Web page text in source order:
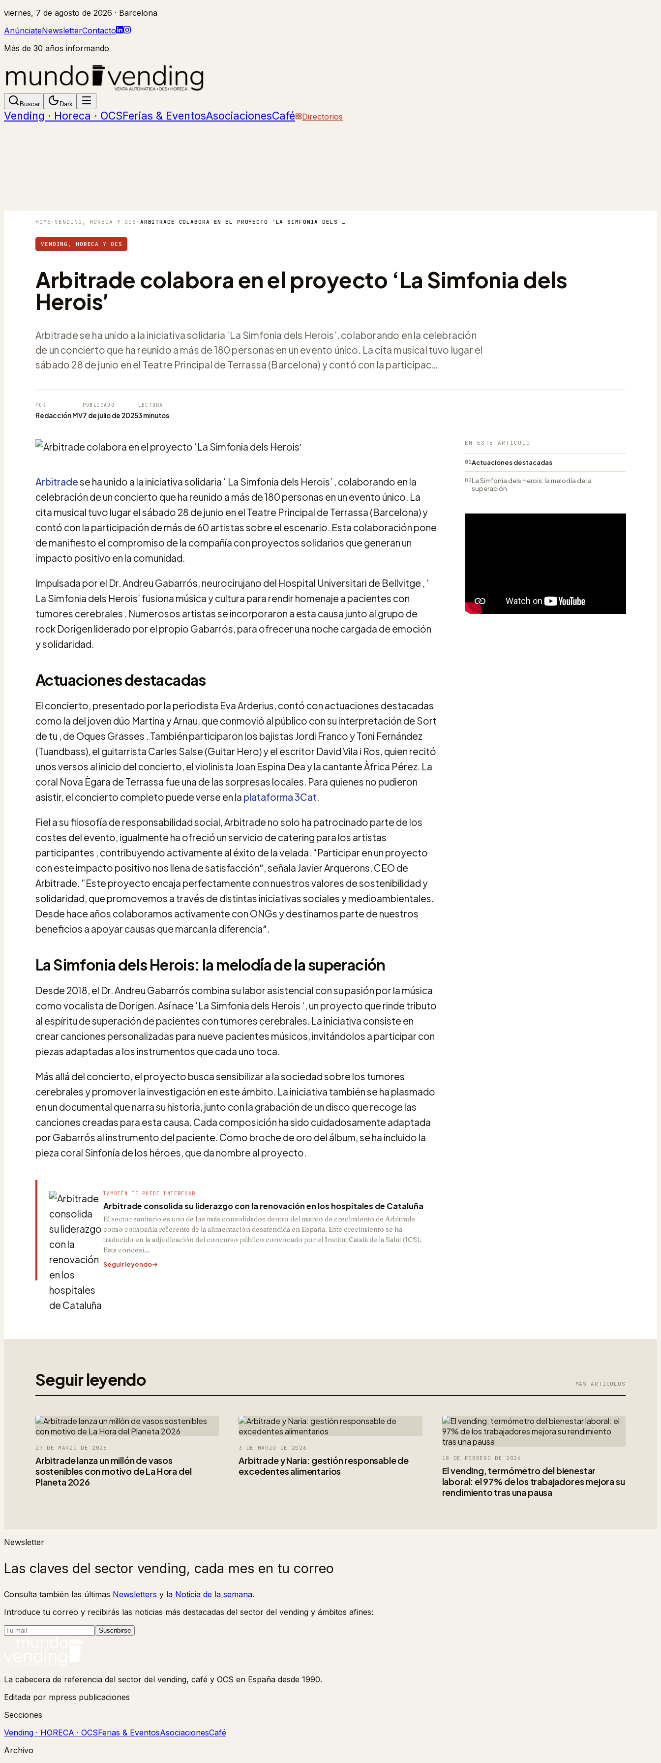
viernes, 7 de agosto de 2026 · Barcelona
AnúnciateNewsletterContacto
Más de 30 años informando
Buscar Dark
Vending · Horeca · OCSFerias & EventosAsociacionesCafé Directorios
HOME ·VENDING, HORECA Y OCS · ARBITRADE COLABORA EN EL PROYECTO ‘LA SIMFONIA DELS HEROISʼ
VENDING, HORECA Y OCS
Arbitrade colabora en el proyecto ‘La Simfonia dels
Heroisʼ
Arbitrade se ha unido a la iniciativa solidaria ‘La Simfonia dels Herois’, colaborando en la celebración
de un concierto que ha reunido a más de 180 personas en un evento único. La cita musical tuvo lugar el
sábado 28 de junio en el Teatre Principal de Terrassa (Barcelona) y contó con la participac…
POR
Redacción MV
PUBLICADO
7 de julio de 2025
LECTURA
3 minutos
Arbitradese ha unido a la iniciativa solidaria ‘ La Simfonia dels Herois’ , colaborando en la
celebración de un concierto que ha reunido a más de 180 personas en un evento único. La
cita musical tuvo lugar el sábado 28 de junio en el Teatre Principal de Terrassa (Barcelona) y
contó con la participación de más de 60 artistas sobre el escenario. Esta colaboración pone
de manifiesto el compromiso de la compañía con proyectos solidarios que generan un
impacto positivo en la comunidad.
Impulsada por el Dr. Andreu Gabarrós, neurocirujano del Hospital Universitari de Bellvitge , ‘
La Simfonia dels Herois’ fusiona música y cultura para rendir homenaje a pacientes con
tumores cerebrales . Numerosos artistas se incorporaron a esta causa junto al grupo de
rock Dorigen liderado por el propio Gabarrós, para ofrecer una noche cargada de emoción
y solidaridad.
Actuaciones destacadas
El concierto, presentado por la periodista Eva Arderius, contó con actuaciones destacadas
como la del joven dúo Martina y Arnau, que conmovió al público con su interpretación de Sort
de tu , de Oques Grasses . También participaron los bajistas Jordi Franco y Toni Fernández
(Tuandbass), el guitarrista Carles Salse (Guitar Hero) y el escritor David Vila i Ros, quien recitó
unos versos al inicio del concierto, el violinista Joan Espina Dea y la cantante Àfrica Pérez. La
coral Nova Ègara de Terrassa fue una de las sorpresas locales. Para quienes no pudieron
asistir, el concierto completo puede verse en la plataforma 3Cat.
Fiel a su filosofía de responsabilidad social, Arbitrade no solo ha patrocinado parte de los
costes del evento, igualmente ha ofreció un servicio de catering para los artistas
participantes , contribuyendo activamente al éxito de la velada. “Participar en un proyecto
con este impacto positivo nos llena de satisfacciónˮ, señala Javier Arquerons, CEO de
Arbitrade. “Este proyecto encaja perfectamente con nuestros valores de sostenibilidad y
solidaridad, que promovemos a través de distintas iniciativas sociales y medioambientales.
Desde hace años colaboramos activamente con ONGs y destinamos parte de nuestros
beneficios a apoyar causas que marcan la diferenciaˮ.
La Simfonia dels Herois: la melodía de la superación
Desde 2018, el Dr. Andreu Gabarrós combina su labor asistencial con su pasión por la música
como vocalista de Dorigen. Así nace ‘La Simfonia dels Herois ‘, un proyecto que rinde tributo
al espíritu de superación de pacientes con tumores cerebrales. La iniciativa consiste en
crear canciones personalizadas para nueve pacientes músicos, invitándolos a participar con
piezas adaptadas a los instrumentos que cada uno toca.
Más allá del concierto, el proyecto busca sensibilizar a la sociedad sobre los tumores
cerebrales y promover la investigación en este ámbito. La iniciativa también se ha plasmado
en un documental que narra su historia, junto con la grabación de un disco que recoge las
canciones creadas para esta causa. Cada composición ha sido cuidadosamente adaptada
por Gabarrós al instrumento del paciente. Como broche de oro del álbum, se ha incluido la
pieza coral Sinfonía de los héroes, que da nombre al proyecto.
TAMBIÉN TE PUEDE INTERESAR
Arbitrade consolida su liderazgo con la renovación en los hospitales de Cataluña
El sector sanitario es uno de los más consolidados dentro del marco de crecimiento de Arbitrade
como compañía referente de la alimentación desatendida en España. Este crecimiento se ha
traducido en la adjudicación del concurso público convocado por el Institut Català de la Salut (ICS).
Esta concesi…
Seguir leyendo→
EN ESTE ARTÍCULO
01Actuaciones destacadas
02La Simfonia dels Herois: la melodía de la
superación
Seguir leyendo MÁS ARTÍCULOS
27 DE MARZO DE 2026
Arbitrade lanza un millón de vasos
sostenibles con motivo de La Hora del
Planeta 2026
3 DE MARZO DE 2026
Arbitrade y Naria: gestión responsable de
excedentes alimentarios
18 DE FEBRERO DE 2026
El vending, termómetro del bienestar
laboral: el 97% de los trabajadores mejora su
rendimiento tras una pausa
Newsletter
Las claves del sector vending, cada mes en tu correo
Consulta también las últimas Newsletters y la Noticia de la semana.
Introduce tu correo y recibirás las noticias más destacadas del sector del vending y ámbitos afines:
Suscribirse
La cabecera de referencia del sector del vending, café y OCS en España desde 1990.
Editada por mpress publicaciones
Secciones
Vending · HORECA · OCSFerias & EventosAsociacionesCafé
Archivo